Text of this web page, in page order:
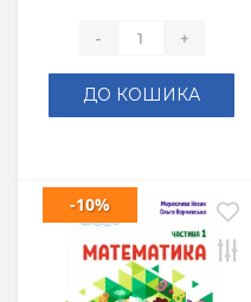
- +
ДО КОШИКА
-10%